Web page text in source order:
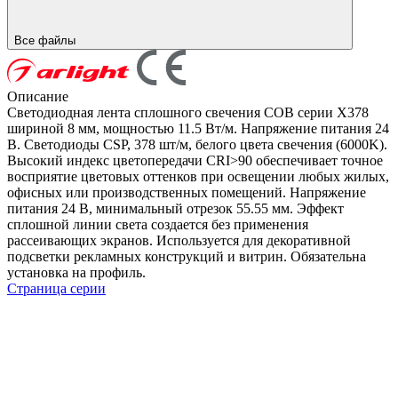
Все файлы
Описание
Светодиодная лента сплошного свечения COB серии X378
шириной 8 мм, мощностью 11.5 Вт/м. Напряжение питания 24
В. Светодиоды CSP, 378 шт/м, белого цвета свечения (6000K).
Высокий индекс цветопередачи CRI>90 обеспечивает точное
восприятие цветовых оттенков при освещении любых жилых,
офисных или производственных помещений. Напряжение
питания 24 В, минимальный отрезок 55.55 мм. Эффект
сплошной линии света создается без применения
рассеивающих экранов. Используется для декоративной
подсветки рекламных конструкций и витрин. Обязательна
установка на профиль.
Страница серии